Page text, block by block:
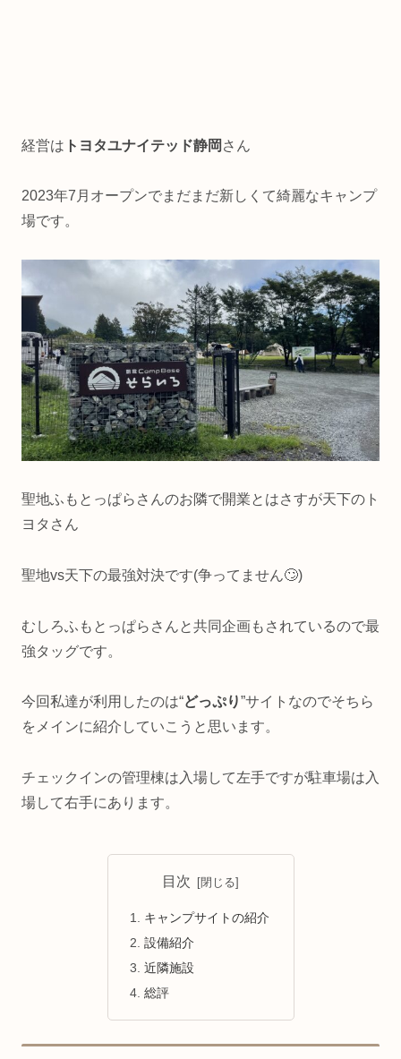
経営は トヨタユナイテッド静岡 さん
2023年7月オープンでまだまだ新しくて綺麗なキャンプ
場です。
聖地ふもとっぱらさんのお隣で開業とはさすが天下のト
ヨタさん
聖地vs天下の最強対決です(争ってません🙄)
むしろふもとっぱらさんと共同企画もされているので最
強タッグです。
今回私達が利用したのは“どっぷり”サイトなのでそちら
をメインに紹介していこうと思います。
チェックインの管理棟は入場して左手ですが駐車場は入
場して右手にあります。
目次
キャンプサイトの紹介
設備紹介
近隣施設
総評